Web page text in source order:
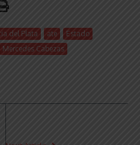
del Plata ate
Estado
Mercedes Cabezas